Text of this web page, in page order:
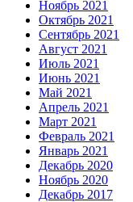
Ноябрь 2021
Октябрь 2021
Сентябрь 2021
Август 2021
Июль 2021
Июнь 2021
Май 2021
Апрель 2021
Март 2021
Февраль 2021
Январь 2021
Декабрь 2020
Ноябрь 2020
Декабрь 2017